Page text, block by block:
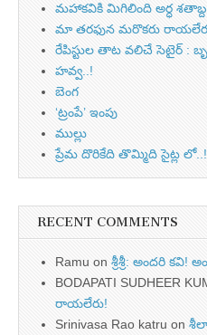
మహాకవికి మిగిలింది అర్ధ
మా తరఫున మరొకరు
రేపిస్టుల తాట వలిచే సెటైర్ :
హవ్వ..!
బెంగ
‘ట్రంపే’ ఇంపు
ముల్లు
ప్రేమ దొరికేది తొమ్మిది సైట్ల లో..!
RECENT COMMENTS
Ramu on శ్రీశ్రీ: అందరి కవి!
BODAPATI SUDHEER
రాయలేరు!
Srinivasa Rao katru on